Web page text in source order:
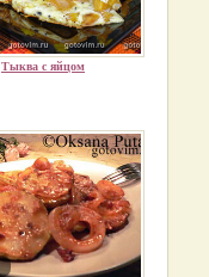
Тыква с яйцом